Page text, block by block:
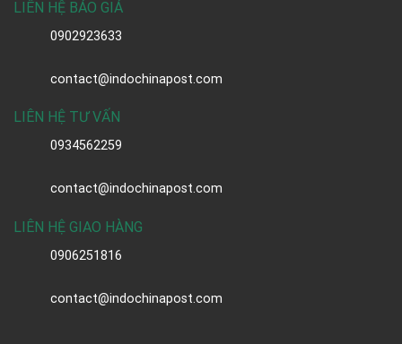
LIÊN HỆ BÁO GIÁ
0902923633
contact@indochinapost.com
LIÊN HỆ TƯ VẤN
0934562259
contact@indochinapost.com
LIÊN HỆ GIAO HÀNG
0906251816
contact@indochinapost.com